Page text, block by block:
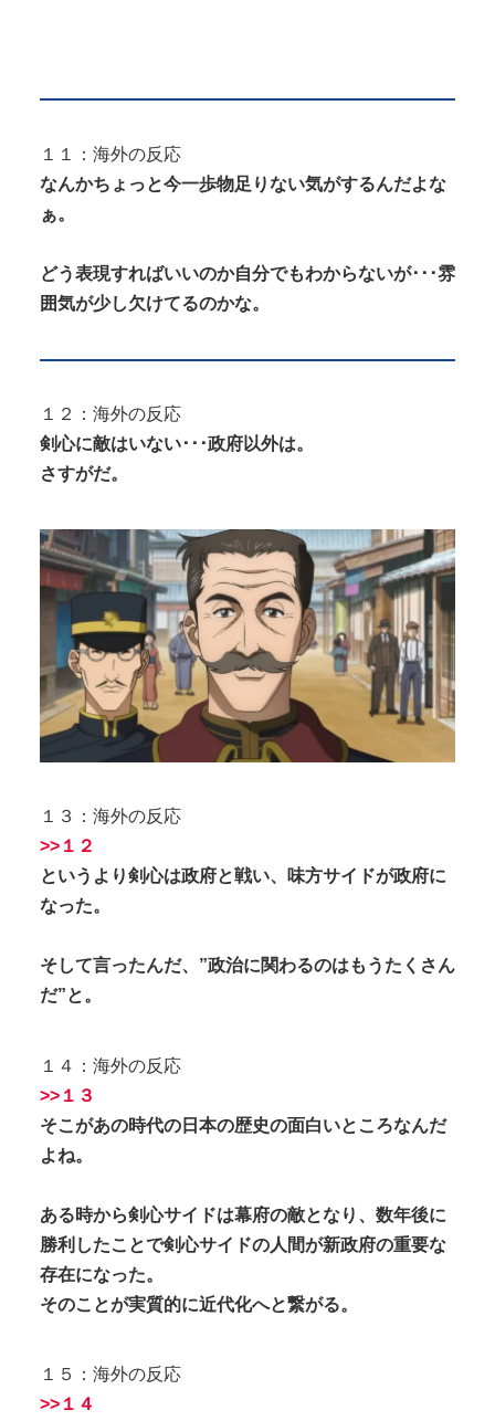
１１：海外の反応
なんかちょっと今一歩物足りない気がするんだよな
ぁ。
どう表現すればいいのか自分でもわからないが･･･雰
囲気が少し欠けてるのかな。
１２：海外の反応
剣心に敵はいない･･･政府以外は。
さすがだ。
１３：海外の反応
>>１２
というより剣心は政府と戦い、味方サイドが政府に
なった。
そして言ったんだ、”政治に関わるのはもうたくさん
だ”と。
１４：海外の反応
>>１３
そこがあの時代の日本の歴史の面白いところなんだ
よね。
ある時から剣心サイドは幕府の敵となり、数年後に
勝利したことで剣心サイドの人間が新政府の重要な
存在になった。
そのことが実質的に近代化へと繋がる。
１５：海外の反応
>>１４